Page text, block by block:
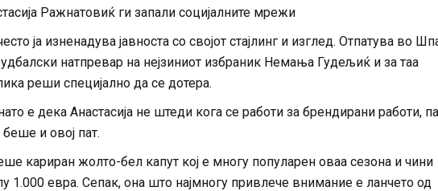
Ражнатовиќ ги запали социјалните мрежи
ја изненадува јавноста со својот стајлинг и изглед. Отпатува во
натпревар на нејзиниот избраник Немања Гудељиќ и за таа
реши специјално да се дотера.
е дека Анастасија не штеди кога се работи за брендирани работи, па
беше и овој пат.
кариран жолто-бел капут кој е многу популарен оваа сезона и чини
1.000 евра. Сепак, она што најмногу привлече внимание е ланчето од